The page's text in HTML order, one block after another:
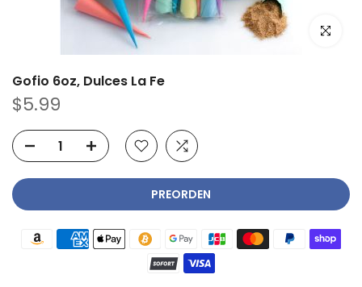
Haz clic
Gofio 6oz, Dulces La Fe
$5.99
PREORDEN